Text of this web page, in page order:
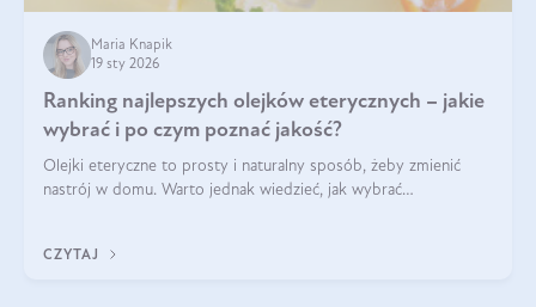
Maria Knapik
19 sty 2026
Ranking najlepszych olejków eterycznych – jakie
wybrać i po czym poznać jakość?
Olejki eteryczne to prosty i naturalny sposób, żeby zmienić
nastrój w domu. Warto jednak wiedzieć, jak wybrać
kryteria wyboru!
CZYTAJ